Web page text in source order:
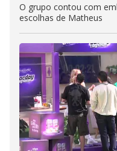
O grupo contou com
escolhas de Matheus